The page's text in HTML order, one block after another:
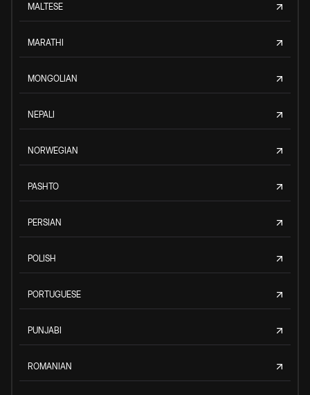
MALTESE
MARATHI
MONGOLIAN
NEPALI
NORWEGIAN
PASHTO
PERSIAN
POLISH
PORTUGUESE
PUNJABI
ROMANIAN